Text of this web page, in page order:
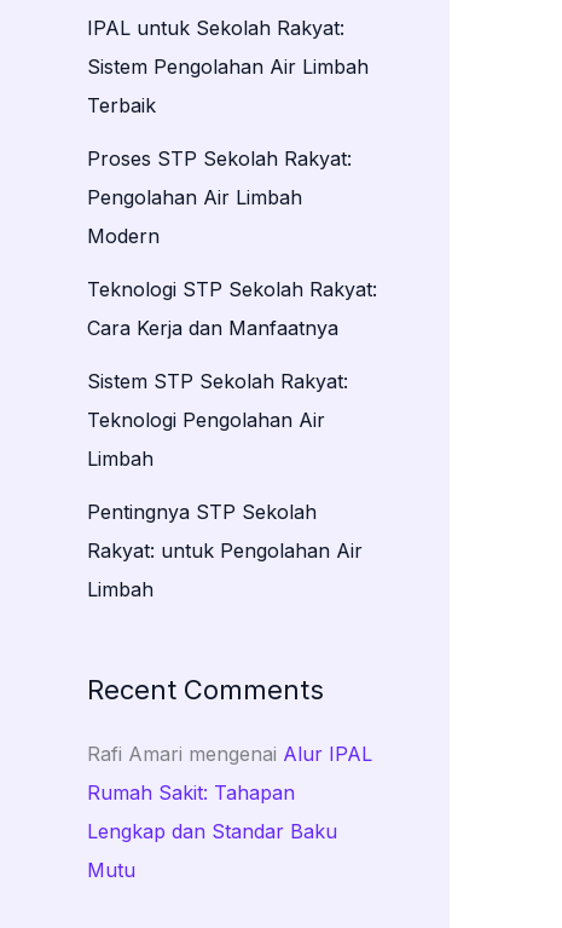
IPAL untuk Sekolah Rakyat:
Sistem Pengolahan Air Limbah
Terbaik
Proses STP Sekolah Rakyat:
Pengolahan Air Limbah
Modern
Teknologi STP Sekolah Rakyat:
Cara Kerja dan Manfaatnya
Sistem STP Sekolah Rakyat:
Teknologi Pengolahan Air
Limbah
Pentingnya STP Sekolah
Rakyat: untuk Pengolahan Air
Limbah
Recent Comments
Rafi Amari mengenai Alur IPAL
Rumah Sakit: Tahapan
Lengkap dan Standar Baku
Mutu